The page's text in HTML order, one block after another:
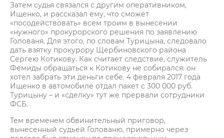
Затем судья связался с другим оперативником,
Ищенко, и рассказал ему, что сможет
«посодействовать» всем троим в вынесении
«нужного» прокурорского решения по заявлению
Голованя. Для этого, по словам Турицына, следовало
дать взятку прокурору Щербиновского района
Сергею Котикову. Как считает следствие, служитель
Фемиды обращаться к Котикову не собирался: он
хотел забрать эти деньги себе. 4 февраля 2017 года
Ищенко в автомобиле отдал пакет с 300 000 руб.
Турицыну – и «сделку» тут же прервали сотрудники
ФСБ.
Тем временем обвинительный приговор,
вынесенный судьей Голованю, примерно через